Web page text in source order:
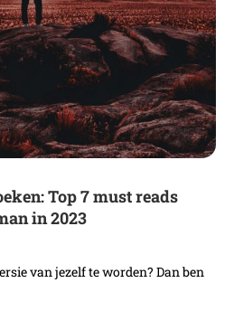
Top 7 must reads
in 2023
van jezelf te worden? Dan ben